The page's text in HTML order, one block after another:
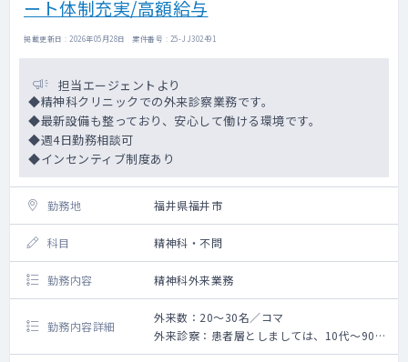
ート体制充実/高額給与
掲載更新日 : 2026年05月28日 案件番号 : 25-JJ302491
担当エージェントより
◆精神科クリニックでの外来診察業務です。
◆最新設備も整っており、安心して働ける環境です。
◆週4日勤務相談可
◆インセンティブ制度あり
勤務地 福井県福井市
科目 精神科・不問
勤務内容 精神科外来業務
勤務内容詳細
外来数：20～30名／コマ
外来診察：患者層としましては、10代～90代
まで幅広い年齢層の患者様が来院されます。